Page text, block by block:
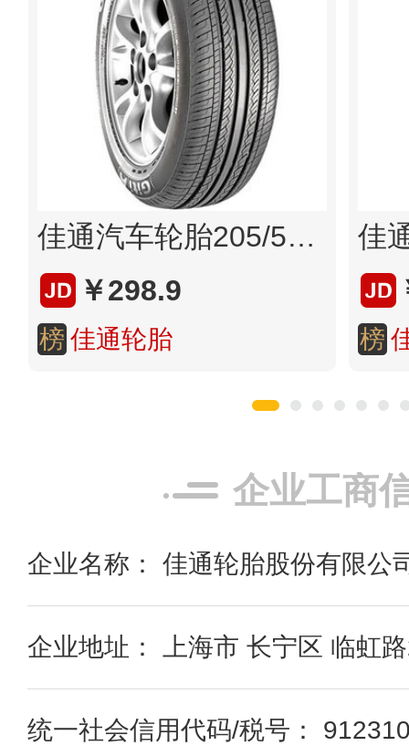
佳通汽车轮胎205/55R16 抓地力强轮胎 骑行舒适
￥298.9
榜 佳通轮胎 榜
企业工商
企业名称： 佳通轮胎股份有限公
企业地址： 上海市 长宁区 临虹
统一社会信用代码/税号：